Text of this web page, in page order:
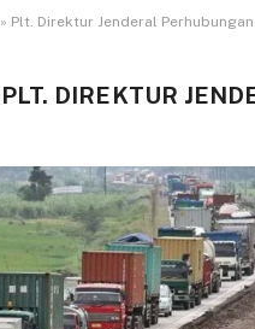
» Plt. Direktur Jenderal
PLT. DIREKTUR